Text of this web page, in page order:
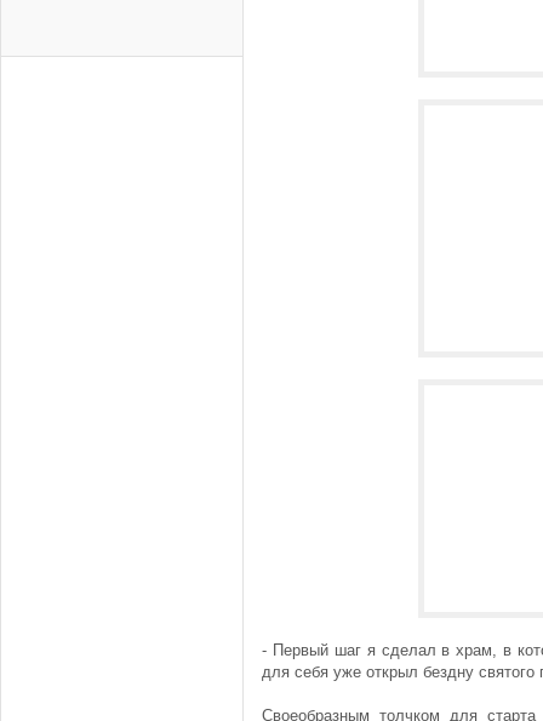
- Первый шаг я сделал в храм, в
для себя уже открыл бездну
Своеобразным толчком для